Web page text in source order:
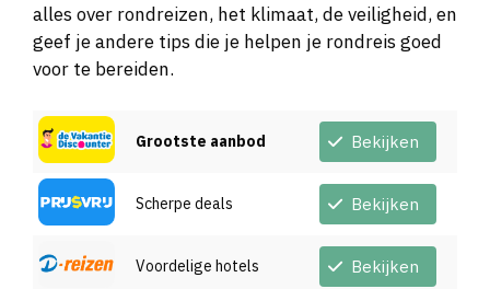
alles over rondreizen, het klimaat, de veiligheid, en
geef je andere tips die je helpen je rondreis goed
voor te bereiden.
Grootste aanbod Bekijken
Scherpe deals Bekijken
Voordelige hotels Bekijken